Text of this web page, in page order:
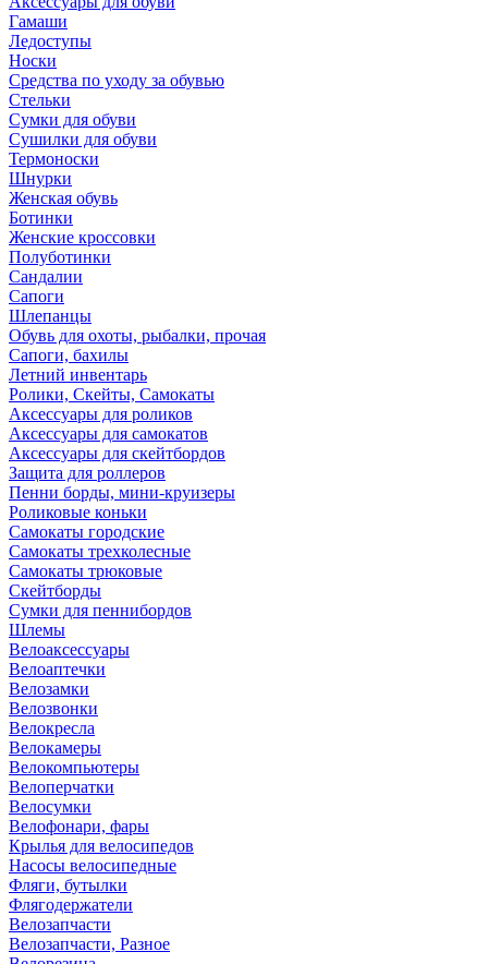
Гамаши
Ледоступы
Носки
Средства по уходу за обувью
Стельки
Сумки для обуви
Сушилки для обуви
Термоноски
Шнурки
Женская обувь
Ботинки
Женские кроссовки
Полуботинки
Сандалии
Сапоги
Шлепанцы
Обувь для охоты, рыбалки, прочая
Сапоги, бахилы
Летний инвентарь
Ролики, Скейты, Самокаты
Аксессуары для роликов
Аксессуары для самокатов
Аксессуары для скейтбордов
Защита для роллеров
Пенни борды, мини-круизеры
Роликовые коньки
Самокаты городские
Самокаты трехколесные
Самокаты трюковые
Скейтборды
Сумки для пеннибордов
Шлемы
Велоаксессуары
Велоаптечки
Велозамки
Велозвонки
Велокресла
Велокамеры
Велокомпьютеры
Велоперчатки
Велосумки
Велофонари, фары
Крылья для велосипедов
Насосы велосипедные
Фляги, бутылки
Флягодержатели
Велозапчасти
Велозапчасти, Разное